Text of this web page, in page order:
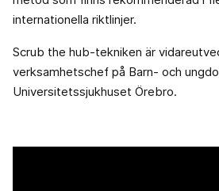
internationella riktlinjer.
Scrub the hub-tekniken är
verksamhetschef på Barn- och
Universitetssjukhuset Örebro.